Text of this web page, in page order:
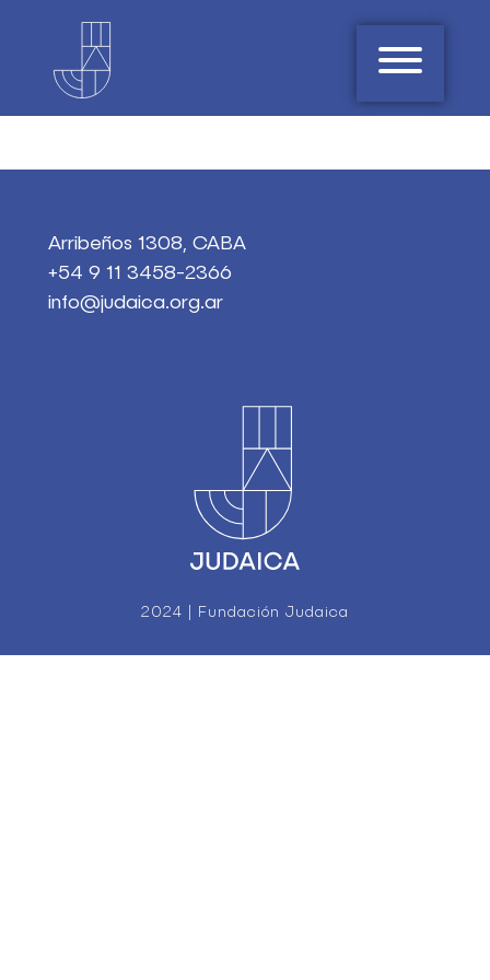
Arribeños 1308, CABA
+54 9 11 3458-2366
info@judaica.org.ar
2024 | Fundación Judaica